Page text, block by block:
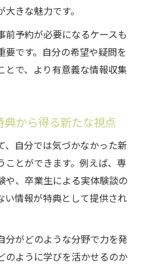
きな魅力です。
前予約が必要になるケースも
要です。自分の希望や疑問を
とで、より有意義な情報収集
から得る新たな視点
、自分では気づかなかった新
ことができます。例えば、専
や、卒業生による実体験談の
い情報が特典として提供され
分がどのような分野で力を発
のように学びを活かせるのか